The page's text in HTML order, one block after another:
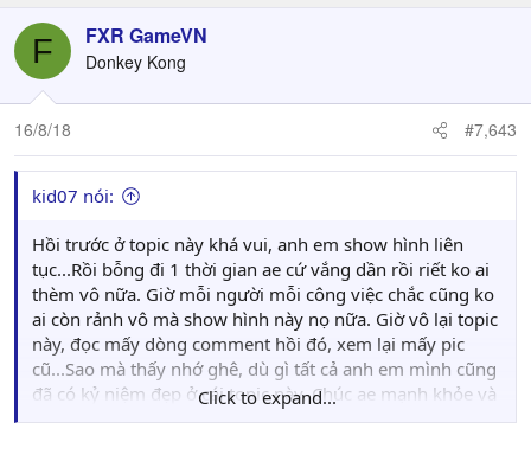
c
i
o
n
:
F FXR GameVN
Donkey Kong
16/8/18 #7,643
kid07 nói:
Hồi trước ở topic này khá vui, anh em show hình liên
tục...Rồi bỗng đi 1 thời gian ae cứ vắng dần rồi riết ko ai
thèm vô nữa. Giờ mỗi người mỗi công việc chắc cũng ko
ai còn rảnh vô mà show hình này nọ nữa. Giờ vô lại topic
này, đọc mấy dòng comment hồi đó, xem lại mấy pic
cũ...Sao mà thấy nhớ ghê, dù gì tất cả anh em mình cũng
đã có kỷ niệm đẹp ở cái topic này. Chúc ae mạnh khỏe và
thành công trong cuộc sống nhé.
Click to expand...